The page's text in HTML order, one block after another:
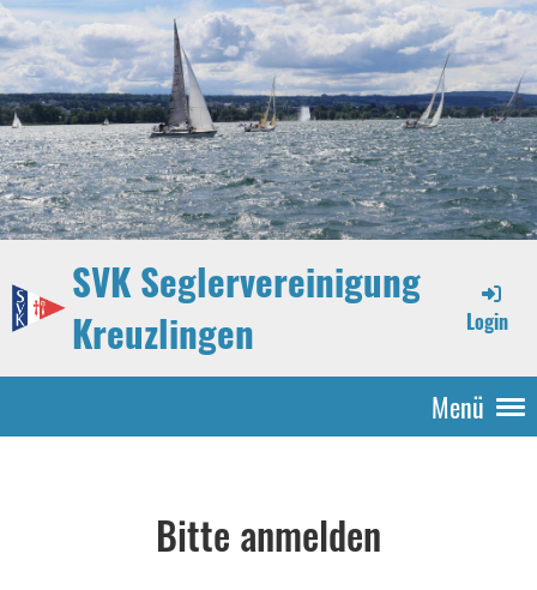
SVK Seglervereinigung
Kreuzlingen
Login
Menü
Bitte anmelden